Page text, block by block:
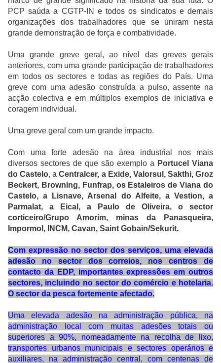
PCP saúda a CGTP-IN e todos os sindicatos e demais
organizações dos trabalhadores que se uniram nesta
grande demonstração de força e combatividade.
Uma grande greve geral, ao nível das greves gerais
anteriores, com uma grande participação de trabalhadores
em todos os sectores e todas as regiões do País. Uma
greve com uma adesão construída a pulso, assente na
acção colectiva e em múltiplos exemplos de iniciativa e
coragem individual.
Uma greve geral com um grande impacto.
Com uma forte adesão na área industrial nos mais
diversos sectores de que são exemplo a Portucel Viana
do Castelo, aCentralcer, a Exide, Valorsul, Sakthi, Groz
Beckert, Browning, Funfrap, os Estaleiros de Viana do
Castelo, a Lisnave, Arsenal do Alfeite, a Vestion, a
Parmalat, a Eical, a Paulo de Oliveira, o sector
corticeiro/Grupo Amorim, minas da Panasqueira,
Impormol, INCM, Cavan, Saint Gobain/Sekurit.
Com expressão no sector dos serviços, uma elevada
adesão no sector dos correios, nos centros de
contacto da EDP, importantes expressões em outros
sectores, incluindo no sector do comércio e hotelaria.
O sector da pesca fortemente afectado.
Uma elevada adesão na administração pública, na
administração local com muitas adesões totais ou
superiores a 90%, nomeadamente na recolha de lixo,
transportes urbanos municipais e sectores operários e
auxiliares, na administração central, com centenas de